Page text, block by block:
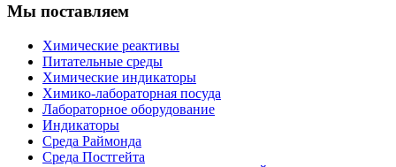
Мы поставляем
Химические реактивы
Питательные среды
Химические индикаторы
Химико-лабораторная посуда
Лабораторное оборудование
Индикаторы
Среда Раймонда
Среда Постгейта